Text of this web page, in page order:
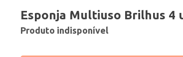
Esponja Multiuso Brilhus 4
Produto indisponível